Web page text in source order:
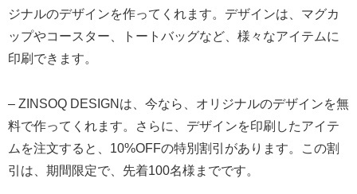
ジナルのデザインを作ってくれます。デザインは、マグカ
ップやコースター、トートバッグなど、様々なアイテムに
印刷できます。
– ZINSOQ DESIGNは、今なら、オリジナルのデザインを無
料で作ってくれます。さらに、デザインを印刷したアイテ
ムを注文すると、10%OFFの特別割引があります。この割
引は、期間限定で、先着100名様までです。